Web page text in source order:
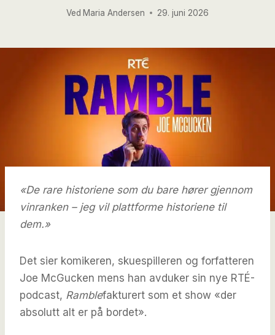
Ved Maria Andersen 29. juni 2026
«De rare historiene som du bare hører gjennom
vinranken – jeg vil plattforme historiene til
dem.»
Det sier komikeren, skuespilleren og forfatteren
Joe McGucken mens han avduker sin nye RTÉ-
podcast, Ramblefakturert som et show «der
absolutt alt er på bordet».